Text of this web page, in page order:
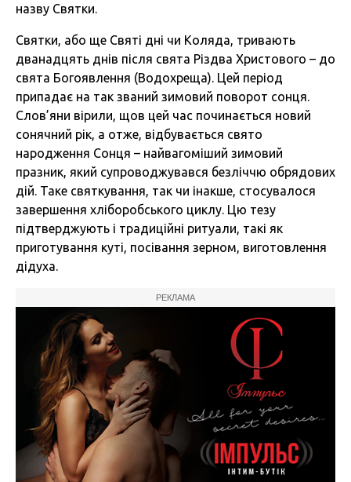
назву Святки.
Святки, або ще Святі дні чи Коляда, тривають
дванадцять днів після свята Різдва Христового – до
свята Богоявлення (Водохреща). Цей період
припадає на так званий зимовий поворот сонця.
Слов’яни вірили, щов цей час починається новий
сонячний рік, а отже, відбувається свято
народження Сонця – найвагоміший зимовий
празник, який супроводжувався безліччю обрядових
дій. Таке святкування, так чи інакше, стосувалося
завершення хліборобського циклу. Цю тезу
підтверджують і традиційні ритуали, такі як
приготування куті, посівання зерном, виготовлення
дідуха.
РЕКЛАМА